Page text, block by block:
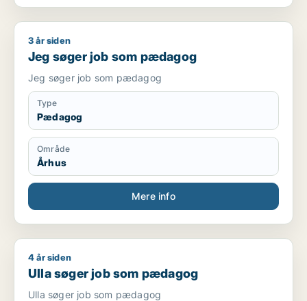
Jeg søger job som pædagog
3 år siden
Jeg søger job som pædagog
Jeg søger job som pædagog
Type
Pædagog
Område
Århus
Mere info
Ulla søger job som pædagog
4 år siden
Ulla søger job som pædagog
Ulla søger job som pædagog